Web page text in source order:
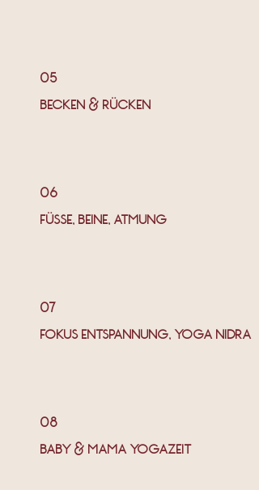
05
BECKEN & RÜCKEN
06
FÜSSE, BEINE, ATMUNG
07
FOKUS ENTSPANNUNG, YOGA NIDRA
08
BABY & MAMA YOGAZEIT